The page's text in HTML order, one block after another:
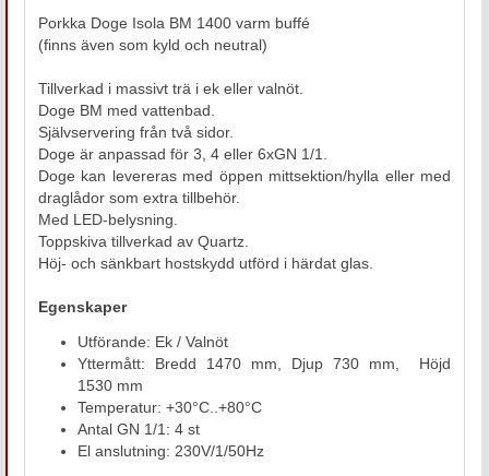
Porkka Doge Isola BM 1400 varm buffé
(finns även som kyld och neutral)
Tillverkad i massivt trä i ek eller valnöt.
Doge BM med vattenbad.
Självservering från två sidor.
Doge är anpassad för 3, 4 eller 6xGN 1/1.
Doge kan levereras med öppen mittsektion/hylla eller med
draglådor som extra tillbehör.
Med LED-belysning.
Toppskiva tillverkad av Quartz.
Höj- och sänkbart hostskydd utförd i härdat glas.
Egenskaper
Utförande: Ek / Valnöt
Yttermått: Bredd 1470 mm, Djup 730 mm, Höjd
1530 mm
Temperatur: +30°C..+80°C
Antal GN 1/1: 4 st
El anslutning: 230V/1/50Hz